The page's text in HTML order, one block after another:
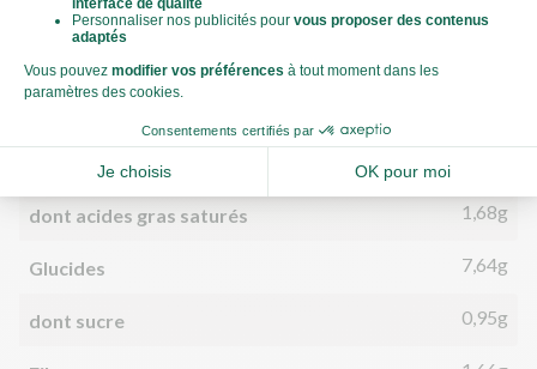
Matières grasses
dont acides gras saturés 1,68g
Glucides 7,64g
dont sucre 0,95g